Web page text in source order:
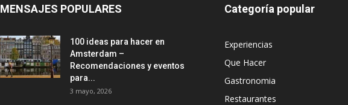
MENSAJES POPULARES
100 ideas para hacer en
Amsterdam –
Recomendaciones y eventos
para...
3 mayo, 2026
Categoría popular
Experiencias
Que Hacer
Gastronomia
Restaurantes